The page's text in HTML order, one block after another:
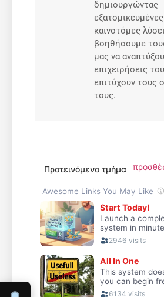
δημιουργώντας
καινοτόμες
βοηθήσουμε
μας να
επιχειρήσεις
επιτύχουν τους
τους.
Προτεινόμενο τμήμα